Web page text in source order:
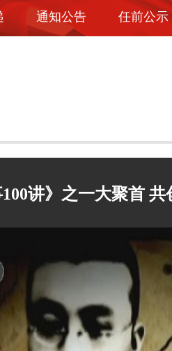
通知公告 任前公示
100讲》之一大聚首 共